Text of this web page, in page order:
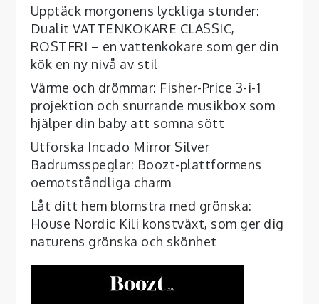
Upptäck morgonens lyckliga stunder:
Dualit VATTENKOKARE CLASSIC,
ROSTFRI – en vattenkokare som ger din
kök en ny nivå av stil
Värme och drömmar: Fisher-Price 3-i-1
projektion och snurrande musikbox som
hjälper din baby att somna sött
Utforska Incado Mirror Silver
Badrumsspeglar: Boozt-plattformens
oemotståndliga charm
Låt ditt hem blomstra med grönska:
House Nordic Kili konstväxt, som ger dig
naturens grönska och skönhet